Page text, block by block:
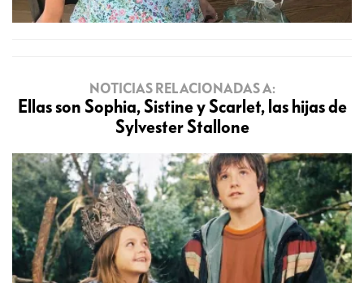
NOTICIAS RELACIONADAS A:
Ellas son Sophia, Sistine y Scarlet, las hijas de
Sylvester Stallone